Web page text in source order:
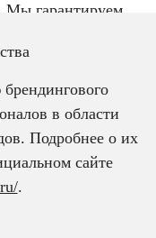
Мы гарантируем
в области
Подробнее о их
сайте
.